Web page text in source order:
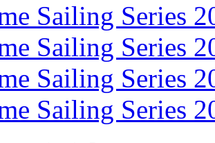
Sailing Series
Sailing Series
Sailing Series
Sailing Series